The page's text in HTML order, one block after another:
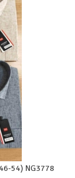
54) NG3778